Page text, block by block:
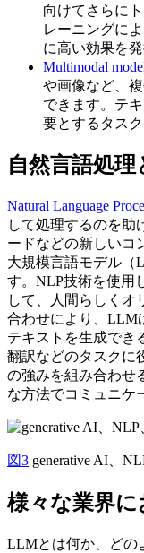
向けてさらに
レーニングに
に高い効果を発
Multimodal
や画像など、
できます。テ
要とするタス
自然言語処
Natural Language
して処理するのを助
ードなどの新しいコ
大規模言語モデル（
す。NLP技術を使用
して、人間らしくオ
合わせにより、LLM
テキストを生成でき
翻訳などのタスクに
の強みを組み合わせ
な方法でコミュニケ
図3 generative AI、
様々な業界
LLMとは何か、どの